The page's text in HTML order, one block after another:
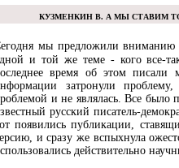
КУЗМЕНКИН В. А МЫ СТАВИМ
мы предложили вниманию
и той же теме - кого все-
время об этом писали
затронули
и не являлась. Все было
русский писатель-
появились публикации,
и сразу же вспыхнула
действительно